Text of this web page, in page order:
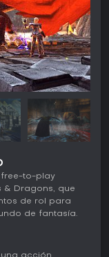
free-to-play
& Dragons, que
de rol para
de fantasía.